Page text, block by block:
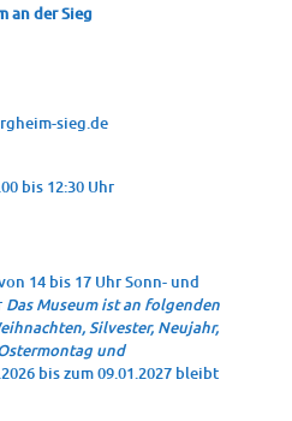
an der Sieg
sieg.de
bis 12:30 Uhr
14 bis 17 Uhr Sonn- und
Das Museum ist an folgenden
Silvester, Neujahr,
und
bis zum 09.01.2027 bleibt